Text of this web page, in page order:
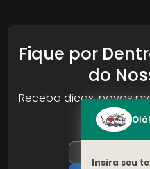
Fique por
do
Receba dicas, novos
da
Insira seu